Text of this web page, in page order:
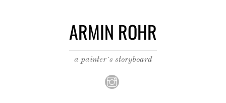
ARMIN ROHR
a painter´s storyboard